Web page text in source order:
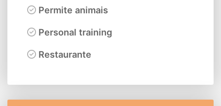
Permite animais
Personal training
Restaurante